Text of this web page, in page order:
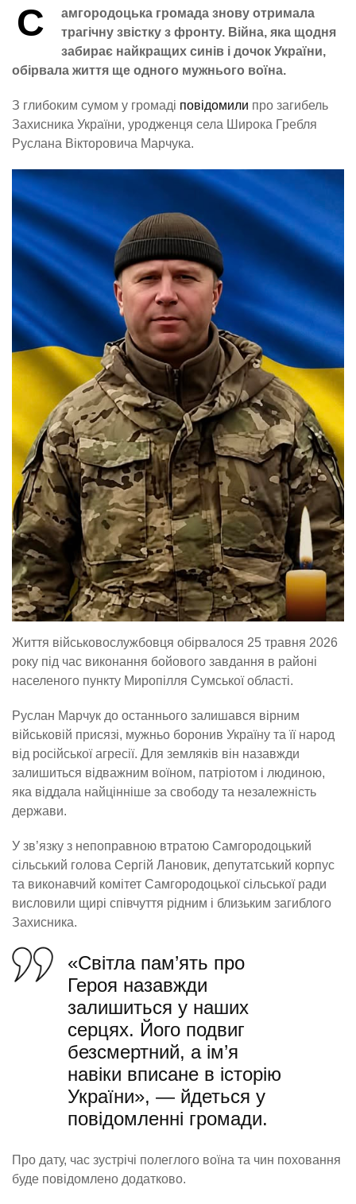
С
амгородоцька громада знову отримала
трагічну звістку з фронту. Війна, яка щодня
забирає найкращих синів і дочок України,
обірвала життя ще одного мужнього воїна.
З глибоким сумом у громаді повідомили про загибель
Захисника України, уродженця села Широка Гребля
Руслана Вікторовича Марчука.
Життя військовослужбовця обірвалося 25 травня 2026
року під час виконання бойового завдання в районі
населеного пункту Миропілля Сумської області.
Руслан Марчук до останнього залишався вірним
військовій присязі, мужньо боронив Україну та її народ
від російської агресії. Для земляків він назавжди
залишиться відважним воїном, патріотом і людиною,
яка віддала найцінніше за свободу та незалежність
держави.
У зв’язку з непоправною втратою Самгородоцький
сільський голова Сергій Лановик, депутатський корпус
та виконавчий комітет Самгородоцької сільської ради
висловили щирі співчуття рідним і близьким загиблого
Захисника.
«Світла пам’ять про
Героя назавжди
залишиться у наших
серцях. Його подвиг
безсмертний, а ім’я
навіки вписане в історію
України», — йдеться у
повідомленні громади.
Про дату, час зустрічі полеглого воїна та чин поховання
буде повідомлено додатково.